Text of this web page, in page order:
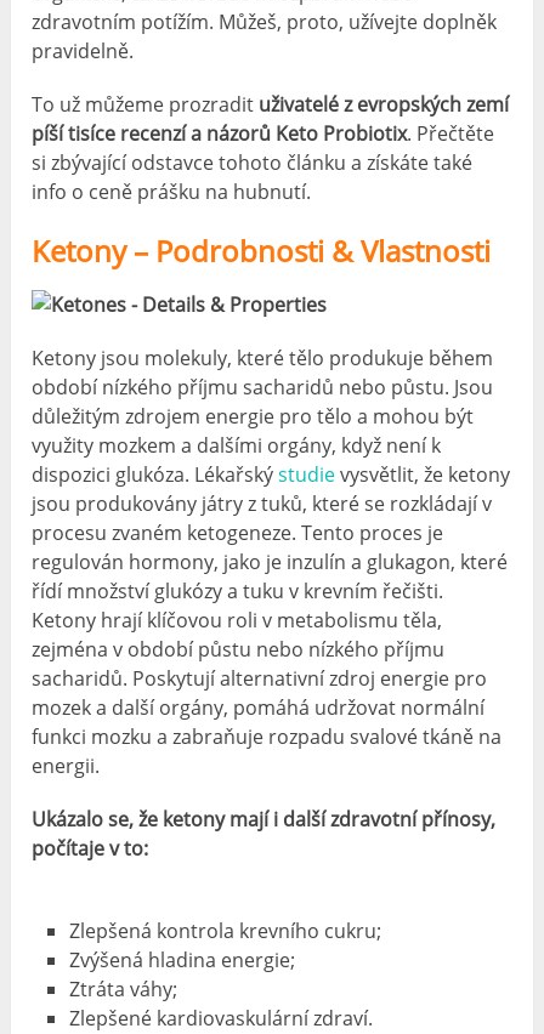
zdravotním potížím. Můžeš, proto, užívejte doplněk
pravidelně.
To už můžeme prozradit uživatelé z evropských zemí
píší tisíce recenzí a názorů Keto Probiotix. Přečtěte
si zbývající odstavce tohoto článku a získáte také
info o ceně prášku na hubnutí.
Ketony – Podrobnosti & Vlastnosti
Ketony jsou molekuly, které tělo produkuje během
období nízkého příjmu sacharidů nebo půstu. Jsou
důležitým zdrojem energie pro tělo a mohou být
využity mozkem a dalšími orgány, když není k
dispozici glukóza. Lékařskýstudievysvětlit, že ketony
jsou produkovány játry z tuků, které se rozkládají v
procesu zvaném ketogeneze. Tento proces je
regulován hormony, jako je inzulín a glukagon, které
řídí množství glukózy a tuku v krevním řečišti.
Ketony hrají klíčovou roli v metabolismu těla,
zejména v období půstu nebo nízkého příjmu
sacharidů. Poskytují alternativní zdroj energie pro
mozek a další orgány, pomáhá udržovat normální
funkci mozku a zabraňuje rozpadu svalové tkáně na
energii.
Ukázalo se, že ketony mají i další zdravotní přínosy,
počítaje v to:
Zlepšená kontrola krevního cukru;
Zvýšená hladina energie;
Ztráta váhy;
Zlepšené kardiovaskulární zdraví.